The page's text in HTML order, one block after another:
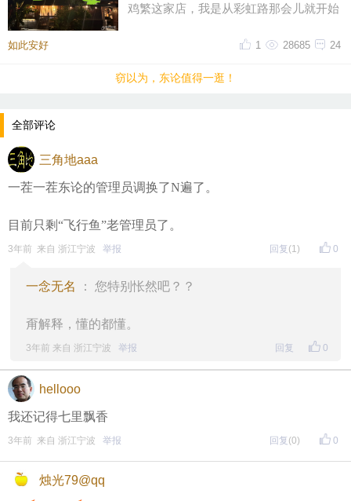
鸡繁这家店，我是从彩虹路那会儿就开始
声再多，我也愿意去，那时候感
如此安好 24
28685
1
窃以为，东论值得一逛！
全部评论
三角地aaa
一茬一茬东论的管理员调换了N遍了。
目前只剩“飞行鱼”老管理员了。
0
3年前 来自 浙江宁波 举报 回复 (1)
一念无名 ： 您特别怅然吧？？
甭解释，懂的都懂。
0
3年前 来自 浙江宁波 举报 回复
hellooo
我还记得七里飘香
0
3年前 来自 浙江宁波 举报 回复 (0)
烛光79@qq